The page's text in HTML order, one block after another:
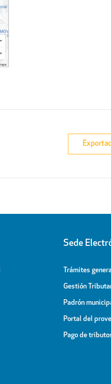
Sede
Trámites
Gestión
Padrón
Portal del
Pago de